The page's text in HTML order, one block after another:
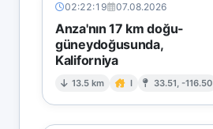
02:22:19 07.08.2026
Anza'nın 17 km doğu-
güneydoğusunda,
Kaliforniya
13.5 km I 33.51, -116.50